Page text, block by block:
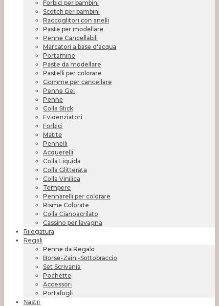
Forbici per bambini
Scotch per bambini
Raccoglitori con anelli
Paste per modellare
Penne Cancellabili
Marcatori a base d'acqua
Portamine
Paste da modellare
Pastelli per colorare
Gomme per cancellare
Penne Gel
Penne
Colla Stick
Evidenziatori
Forbici
Matite
Pennelli
Acquerelli
Colla Liquida
Colla Glitterata
Colla Vinilica
Tempere
Pennarelli per colorare
Risme Colorate
Colla Cianoacrilato
Cassino per lavagna
Rilegatura
Regali
Penne da Regalo
Borse-Zaini-Sottobraccio
Set Scrivania
Pochette
Accessori
Portafogli
Nastri